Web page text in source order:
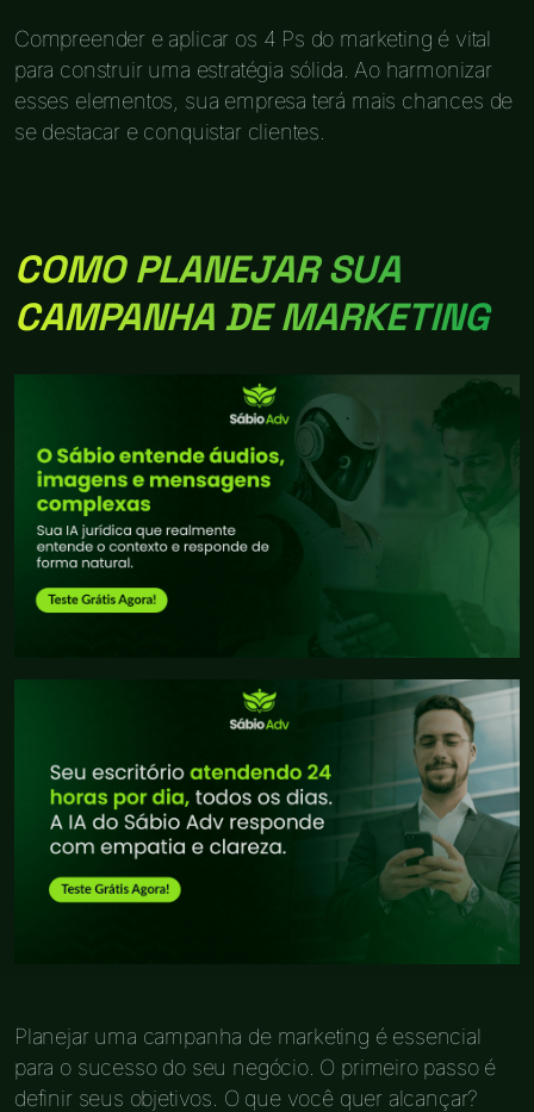
Compreender e aplicar os 4 Ps do marketing é vital
para construir uma estratégia sólida. Ao harmonizar
esses elementos, sua empresa terá mais chances de
se destacar e conquistar clientes.
COMO PLANEJAR SUA
CAMPANHA DE MARKETING
Planejar uma campanha de marketing é essencial
para o sucesso do seu negócio. O primeiro passo é
definir seus objetivos. O que você quer alcançar?